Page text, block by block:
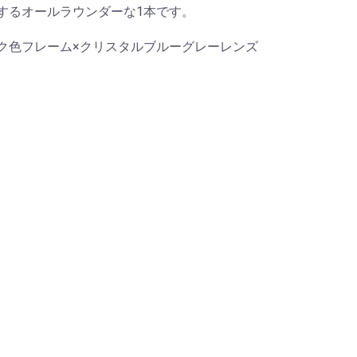
るオールラウンダーな1本です。
色フレーム×クリスタルブルーグレーレンズ